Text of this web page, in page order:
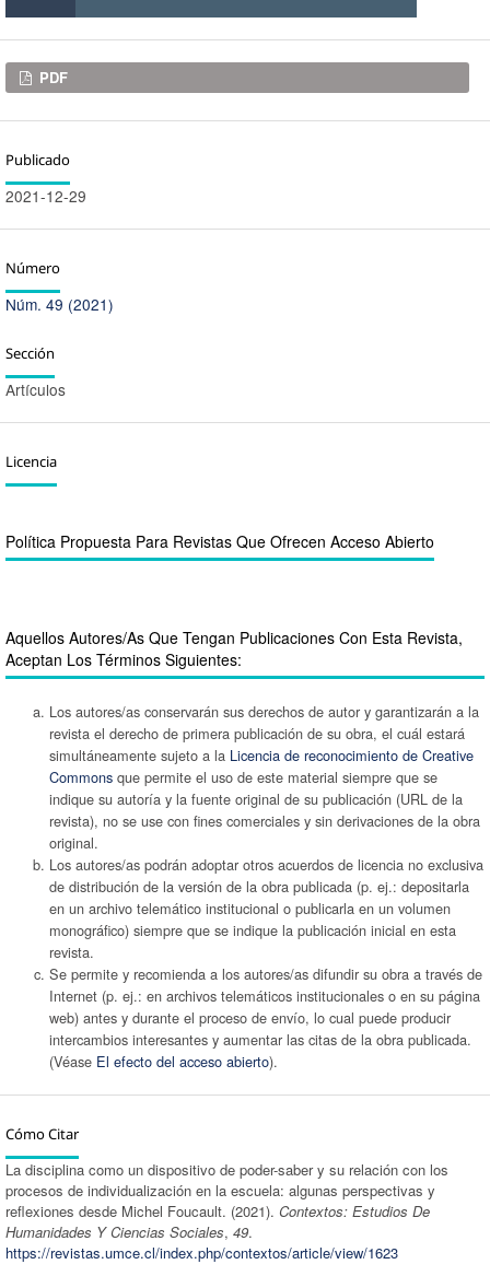
Descargas
PDF
Publicado
2021-12-29
Número
Núm. 49 (2021)
Sección
Artículos
Licencia
Política Propuesta Para Revistas Que Ofrecen Acceso Abierto
Aquellos Autores/as Que Tengan Publicaciones Con Esta Revista,
Aceptan Los Términos Siguientes:
Los autores/as conservarán sus derechos de autor y garantizarán a la
revista el derecho de primera publicación de su obra, el cuál estará
simultáneamente sujeto a la Licencia de reconocimiento de Creative
Commonsque permite el uso de este material siempre que se
indique su autoría y la fuente original de su publicación (URL de la
revista), no se use con fines comerciales y sin derivaciones de la obra
original.
Los autores/as podrán adoptar otros acuerdos de licencia no exclusiva
de distribución de la versión de la obra publicada (p. ej.: depositarla
en un archivo telemático institucional o publicarla en un volumen
monográfico) siempre que se indique la publicación inicial en esta
revista.
Se permite y recomienda a los autores/as difundir su obra a través de
Internet (p. ej.: en archivos telemáticos institucionales o en su página
web) antes y durante el proceso de envío, lo cual puede producir
intercambios interesantes y aumentar las citas de la obra publicada.
(Véase El efecto del acceso abierto).
Cómo Citar
La disciplina como un dispositivo de poder-saber y su relación con los
procesos de individualización en la escuela: algunas perspectivas y
reflexiones desde Michel Foucault. (2021). Contextos: Estudios De
Humanidades Y Ciencias Sociales, 49.
https://revistas.umce.cl/index.php/contextos/article/view/1623